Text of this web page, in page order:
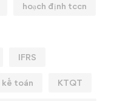
hoạch định tccn
IFRS
kế toán KTQT